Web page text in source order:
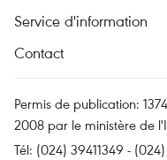
Service d'information
Contact
Permis de publication:
2008 par le ministère de
Tél: (024) 39411349 -